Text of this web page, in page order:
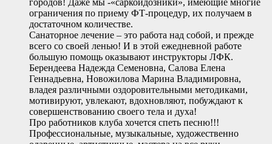
городов! Даже мы -«саркоидозники», имеющие многие
ограничения по приему ФТ-процедур, их получаем в
достаточном количестве.
Санаторное лечение – это работа над собой, и прежде
всего со своей ленью! И в этой ежедневной работе
большую помощь оказывают инструкторы ЛФК.
Берендеева Надежда Семеновна, Салова Елена
Геннадьевна, Новожилова Марина Владимировна,
владея различными оздоровительными методиками,
мотивируют, увлекают, вдохновляют, побуждают к
совершенствованию своего тела и духа!
Про работников клуба хочется спеть песню!!!
Профессиональные, музыкальные, художественно